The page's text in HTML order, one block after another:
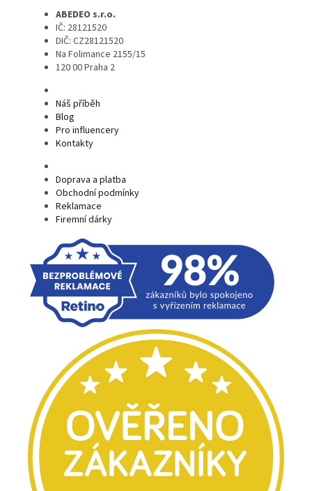
ABEDEO s.r.o.
IČ: 28121520
DIČ: CZ28121520
Na Folimance 2155/15
120 00 Praha 2
Náš příběh
Blog
Pro influencery
Kontakty
Doprava a platba
Obchodní podmínky
Reklamace
Firemní dárky